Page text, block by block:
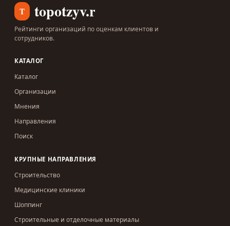
T topotzyv.ru
Рейтинги организаций по оценкам клиентов и
сотрудников.
КАТАЛОГ
Каталог
Организации
Мнения
Направления
Поиск
КРУПНЫЕ НАПРАВЛЕНИЯ
Строительство
Медицинские клиники
Шоппинг
Строительные и отделочные материалы